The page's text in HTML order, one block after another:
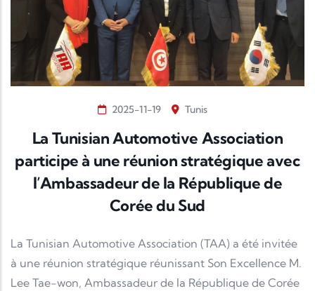
2025-11-19 Tunis
La Tunisian Automotive Association
participe à une réunion stratégique avec
l’Ambassadeur de la République de
Corée du Sud
La Tunisian Automotive Association (TAA) a été invitée
à une réunion stratégique réunissant Son Excellence M.
Lee Tae-won, Ambassadeur de la République de Corée